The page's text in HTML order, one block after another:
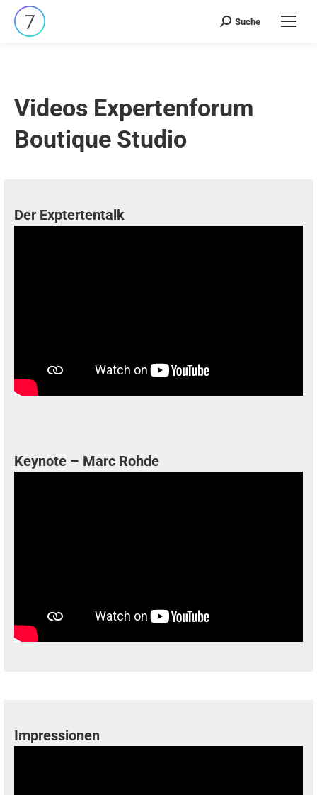
Search:
Suche
Videos Expertenforum
Boutique Studio
Der Exptertentalk
Keynote – Marc Rohde
Impressionen